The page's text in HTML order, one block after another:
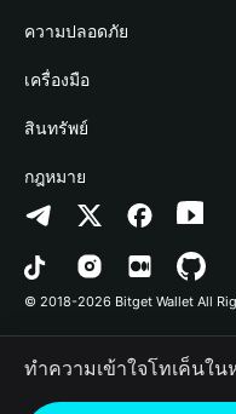
Academy
ข่าวสารด้านคริปโต
ศูนย์ช่วยเหลือ
ติดต่อเรา
ทรัพยากรข้อมูลของแบรนด์
อาชีพ
Stablecoin Earn
Payfi Crypto
Crypto Swap API
Altcoin Season Index
Prediction Markets
DApp
RWA
นักพัฒนา
เชื่อมต่อ Wallet
Bitget Wallet Pay
ลิสต์โปรเจกต์
ความปลอดภัย
Protection Fund
เทคโนโลยีความปลอดภัย
เครื่องมือ
ซื้อคริปโต
การตรวจจับการอนุญาต
การตรวจจับสัญญา
การโอนเป็นชุด
สินทรัพย์
Arbitrum
Avalanche
Bitcoin
Polygon
กฎหมาย
นโยบายความเป็นส่วนตัว
ข้อตกลงในการใช้บริการ
© 2018-2026 Bitget Wallet All
ทำความเข้าใจโทเค็นใ